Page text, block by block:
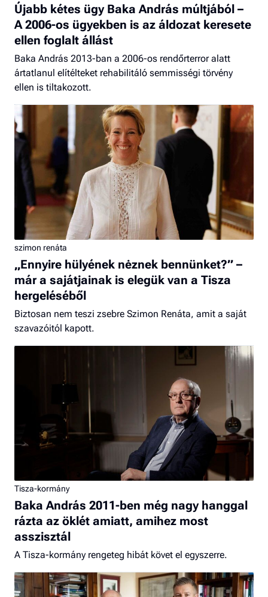
Újabb kétes ügy Baka András múltjából –
A 2006-os ügyekben is az áldozat keresete
ellen foglalt állást
Baka András 2013-ban a 2006-os rendőrterror alatt
ártatlanul elítélteket rehabilitáló semmisségi törvény
ellen is tiltakozott.
szimon renáta
„Ennyire hülyének nėznek bennünket?” –
már a sajátjainak is elegük van a Tisza
hergeléséből
Biztosan nem teszi zsebre Szimon Renáta, amit a saját
szavazóitól kapott.
Tisza-kormány
Baka András 2011-ben még nagy hanggal
rázta az öklét amiatt, amihez most
asszisztál
A Tisza-kormány rengeteg hibát követ el egyszerre.